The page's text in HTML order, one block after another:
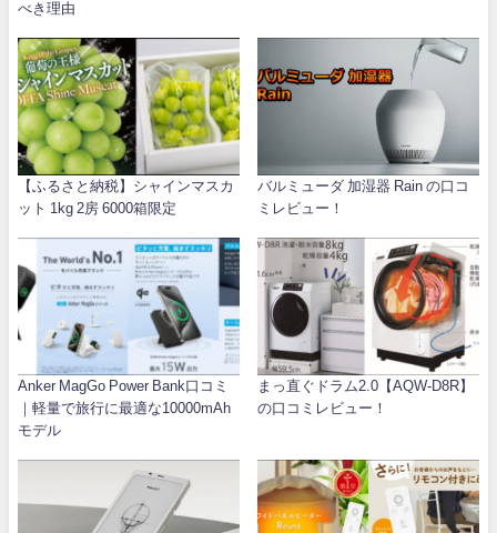
べき理由
【ふるさと納税】シャインマスカ
ット 1kg 2房 6000箱限定
バルミューダ 加湿器 Rain の口コ
ミレビュー！
Anker MagGo Power Bank口コミ
｜軽量で旅行に最適な10000mAh
モデル
まっ直ぐドラム2.0【AQW-D8R】
の口コミレビュー！